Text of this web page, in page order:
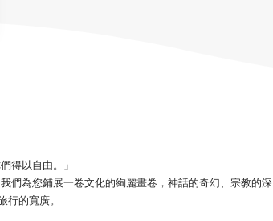
得以自由。」
我們為您鋪展一卷文化的絢麗畫卷，神話的奇幻、宗教的深
的寬廣。